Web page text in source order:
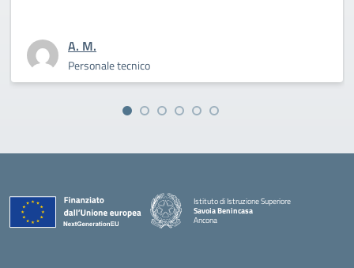
A. M.
Personale tecnico
Istituto di Istruzione Superiore
Savoia Benincasa
Ancona